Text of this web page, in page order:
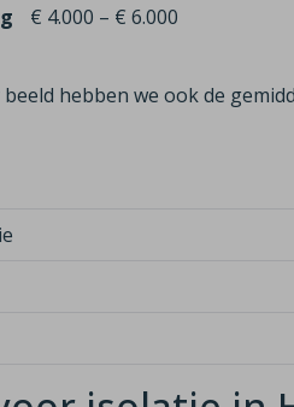
€ 4.000 – € 6.000
hebben we ook de